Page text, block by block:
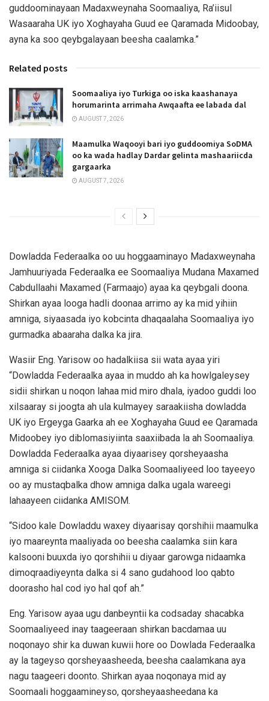
guddoominayaan Madaxweynaha Soomaaliya, Ra’iisul
Wasaaraha UK iyo Xoghayaha Guud ee Qaramada Midoobay,
ayna ka soo qeybgalayaan beesha caalamka.”
Related posts
Soomaaliya iyo Turkiga oo iska kaashanaya
horumarinta arrimaha Awqaafta ee labada dal
AUGUST 7, 2026
Maamulka Waqooyi bari iyo guddoomiya SoDMA
oo ka wada hadlay Dardar gelinta mashaariicda
gargaarka
AUGUST 7, 2026
Dowladda Federaalka oo uu hoggaaminayo Madaxweynaha
Jamhuuriyada Federaalka ee Soomaaliya Mudana Maxamed
Cabdullaahi Maxamed (Farmaajo) ayaa ka qeybgali doona.
Shirkan ayaa looga hadli doonaa arrimo ay ka mid yihiin
amniga, siyaasada iyo kobcinta dhaqaalaha Soomaaliya iyo
gurmadka abaaraha dalka ka jira.
Wasiir Eng. Yarisow oo hadalkiisa sii wata ayaa yiri
“Dowladda Federaalka ayaa in muddo ah ka howlgaleysey
sidii shirkan u noqon lahaa mid miro dhala, iyadoo guddi loo
xilsaaray si joogta ah ula kulmayey saraakiisha dowladda
UK iyo Ergeyga Gaarka ah ee Xoghayaha Guud ee Qaramada
Midoobey iyo diblomasiyiinta saaxiibada la ah Soomaaliya.
Dowladda Federaalka ayaa diyaarisey qorsheyaasha
amniga si ciidanka Xooga Dalka Soomaaliyeed loo tayeeyo
oo ay mustaqbalka dhow amniga dalka ugala wareegi
lahaayeen ciidanka AMISOM.
“Sidoo kale Dowladdu waxey diyaarisay qorshihii maamulka
iyo maareynta maaliyada oo beesha caalamka siin kara
kalsooni buuxda iyo qorshihii u diyaar garowga nidaamka
dimoqraadiyeynta dalka si 4 sano gudahood loo qabto
doorasho hal cod iyo hal qof ah.”
Eng. Yarisow ayaa ugu danbeyntii ka codsaday shacabka
Soomaaliyeed inay taageeraan shirkan bacdamaa uu
noqonayo shir ka duwan kuwii hore oo Dowlada Federaalka
ay la tageyso qorsheyaasheeda, beesha caalamkana aya
nagu taageeri doonto. Shirkan ayaa noqonaya mid ay
Soomaali hoggaamineyso, qorsheyaasheedana ka